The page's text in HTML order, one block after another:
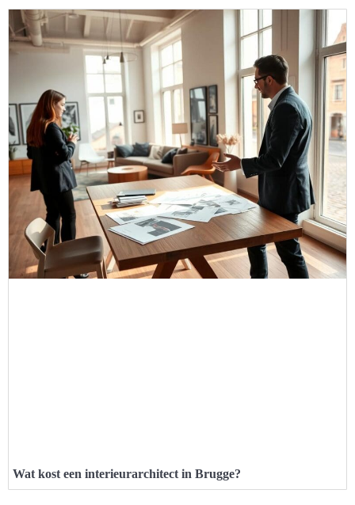
Wat kost een interieurarchitect in Brugge?